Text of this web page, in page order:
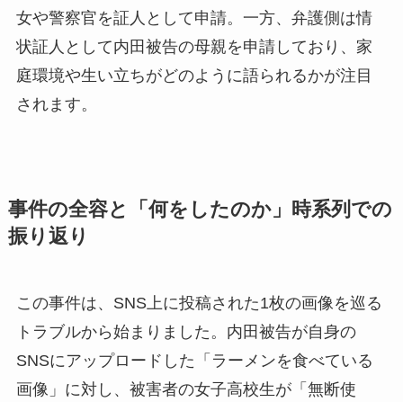
女や警察官を証人として申請。一方、弁護側は情
状証人として内田被告の母親を申請しており、家
庭環境や生い立ちがどのように語られるかが注目
されます。
事件の全容と「何をしたのか」時系列での
振り返り
この事件は、SNS上に投稿された1枚の画像を巡る
トラブルから始まりました。内田被告が自身の
SNSにアップロードした「ラーメンを食べている
画像」に対し、被害者の女子高校生が「無断使